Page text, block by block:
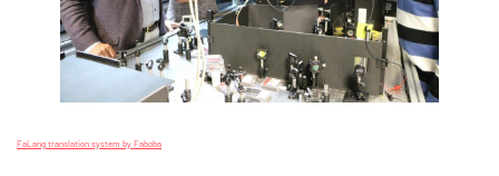
FaLang translation system by Faboba